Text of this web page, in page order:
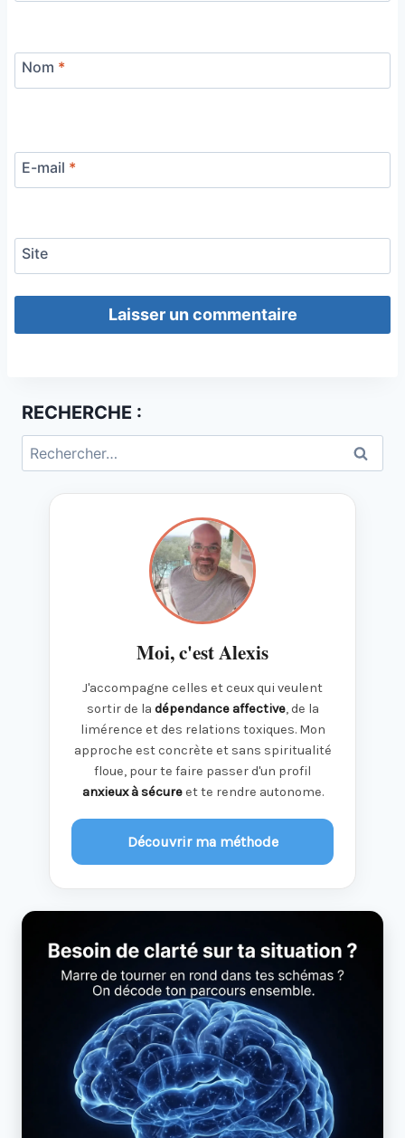
Nom *
E-mail *
Site
RECHERCHE :
Rechercher :
Moi, c'est Alexis
J'accompagne celles et ceux qui veulent
sortir de la dépendance affective, de la
limérence et des relations toxiques. Mon
approche est concrète et sans spiritualité
floue, pour te faire passer d'un profil
anxieux à sécureet te rendre autonome.
Découvrir ma méthode